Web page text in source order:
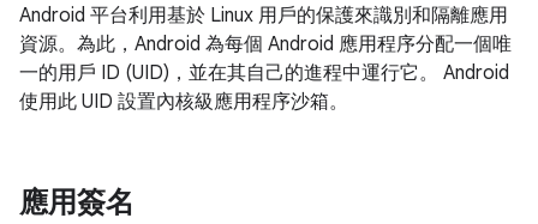
Android 平台利用基於 Linux 用戶的保護來識別和隔離應用
資源。為此，Android 為每個 Android 應用程序分配一個唯
一的用戶 ID (UID)，並在其自己的進程中運行它。 Android
使用此 UID 設置內核級應用程序沙箱。
應用簽名